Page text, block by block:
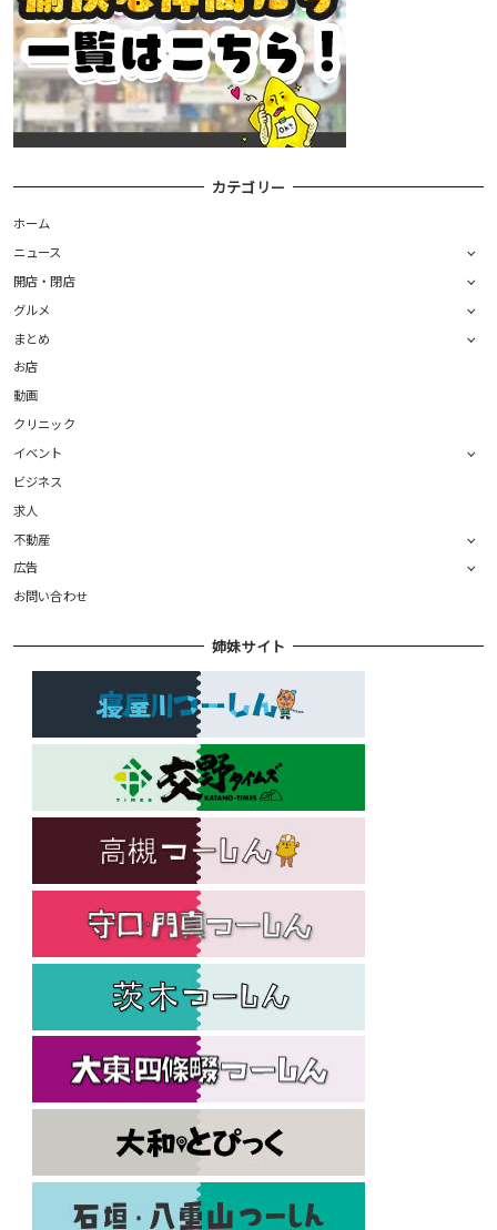
カテゴリー
ホーム
ニュース
開店・閉店
グルメ
まとめ
お店
動画
クリニック
イベント
ビジネス
求人
不動産
広告
お問い合わせ
姉妹サイト